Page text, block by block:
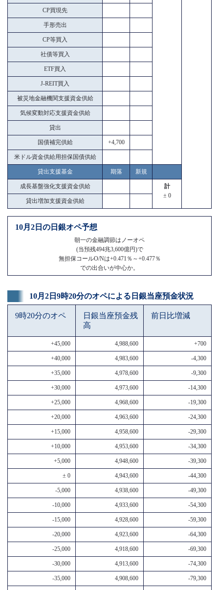
CP買現先
手形売出
CP等買入
社債等買入
ETF買入
J-REIT買入
被災地金融機関支援資金供給
気候変動対応支援資金供給
貸出
国債補完供給 +4,700
米ドル資金供給用担保国債供給
貸出支援基金 期落 新規
成長基盤強化支援資金供給
計
± 0
貸出増加支援資金供給
10月2日の日銀オペ予想
朝一の金融調節はノーオペ
(当預残494兆3,600億円)で
無担保コールO/Nは+0.471％～+0.477％
での出合いが中心か。
10月2日9時20分のオペによる日銀当座預金状況
9時20分のオペ
日銀当座預金残
高
前日比増減
+45,000 4,988,600 +700
+40,000 4,983,600 -4,300
+35,000 4,978,600 -9,300
+30,000 4,973,600 -14,300
+25,000 4,968,600 -19,300
+20,000 4,963,600 -24,300
+15,000 4,958,600 -29,300
+10,000 4,953,600 -34,300
+5,000 4,948,600 -39,300
± 0 4,943,600 -44,300
-5,000 4,938,600 -49,300
-10,000 4,933,600 -54,300
-15,000 4,928,600 -59,300
-20,000 4,923,600 -64,300
-25,000 4,918,600 -69,300
-30,000 4,913,600 -74,300
-35,000 4,908,600 -79,300